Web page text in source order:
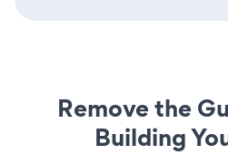
Remove the
Building